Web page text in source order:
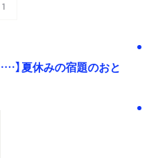
1
】夏休みの宿題のおと